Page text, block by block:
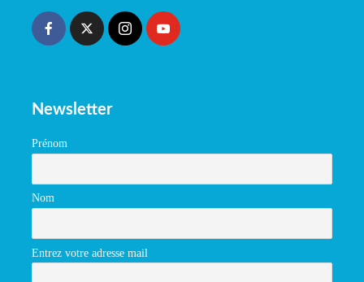
Newsletter
Prénom
Nom
Entrez votre adresse mail